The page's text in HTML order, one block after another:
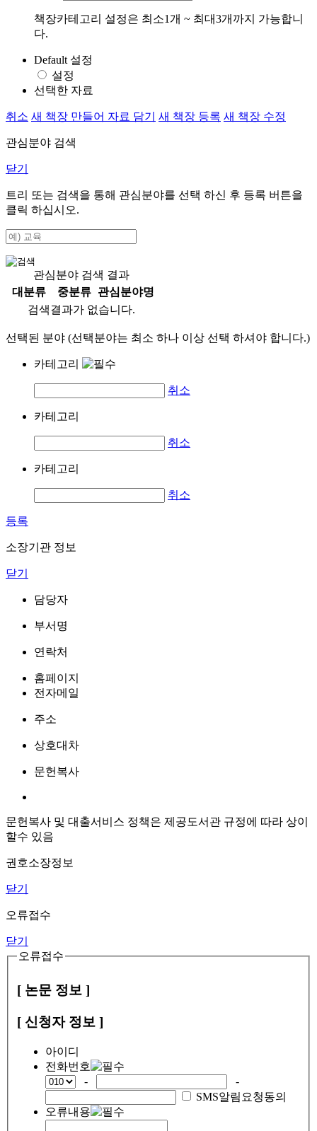
책장카테고리 설정은 최소1개 ~ 최대3개까지 가능합니
다.
Default 설정
설정
선택한 자료
취소 새 책장 만들어 자료 담기 새 책장 등록 새 책장 수정
관심분야 검색
닫기
트리 또는 검색을 통해 관심분야를 선택 하신 후 등록 버튼을
클릭 하십시오.
관심분야 검색 결과
대분류
중분류
관심분야명
검색결과가 없습니다.
선택된 분야 (선택분야는 최소 하나 이상 선택 하셔야 합니다.)
카테고리
취소
카테고리
취소
카테고리
취소
등록
소장기관 정보
닫기
담당자
부서명
연락처
홈페이지
전자메일
주소
상호대차
문헌복사
문헌복사 및 대출서비스 정책은 제공도서관 규정에 따라 상이
할수 있음
권호소장정보
닫기
오류접수
닫기
오류접수
[ 논문 정보 ]
[ 신청자 정보 ]
아이디
전화번호
-
-
SMS알림요청동의
오류내용